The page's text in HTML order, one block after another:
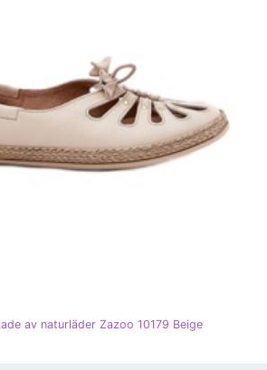
av naturläder Zazoo 10179 Beige